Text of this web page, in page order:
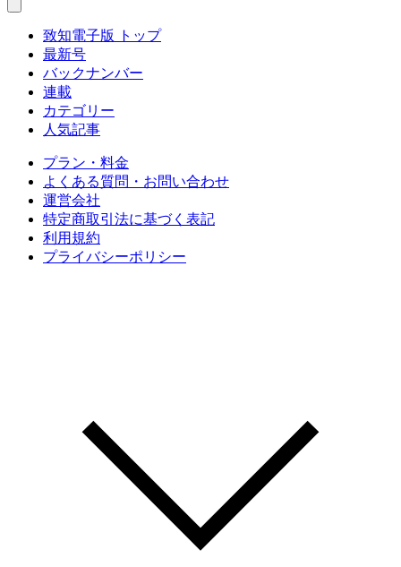
致知電子版 トップ
最新号
バックナンバー
連載
カテゴリー
人気記事
プラン・料金
よくある質問・お問い合わせ
運営会社
特定商取引法に基づく表記
利用規約
プライバシーポリシー